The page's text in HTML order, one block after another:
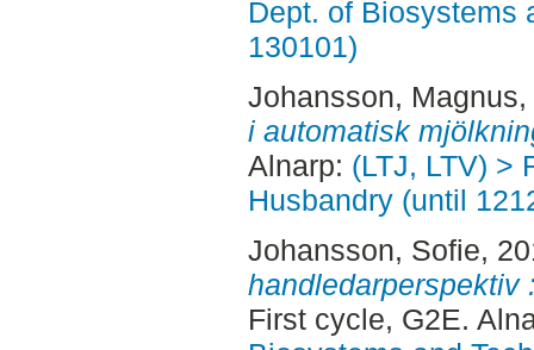
Dept. of Biosystems
130101)
Johansson, Magnus
i automatisk
Alnarp: (LTJ, LTV) >
Husbandry (until
Johansson, Sofie,
handledarperspektiv
First cycle, G2E.